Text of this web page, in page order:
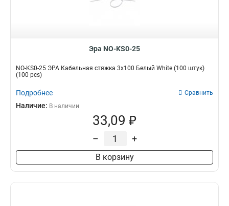
Эра NO-KS0-25
NO-KS0-25 ЭРА Кабельная стяжка 3х100 Белый White (100 штук)
(100 pcs)
Подробнее Сравнить
Наличие: В наличии
33,09 ₽
– +
В корзину